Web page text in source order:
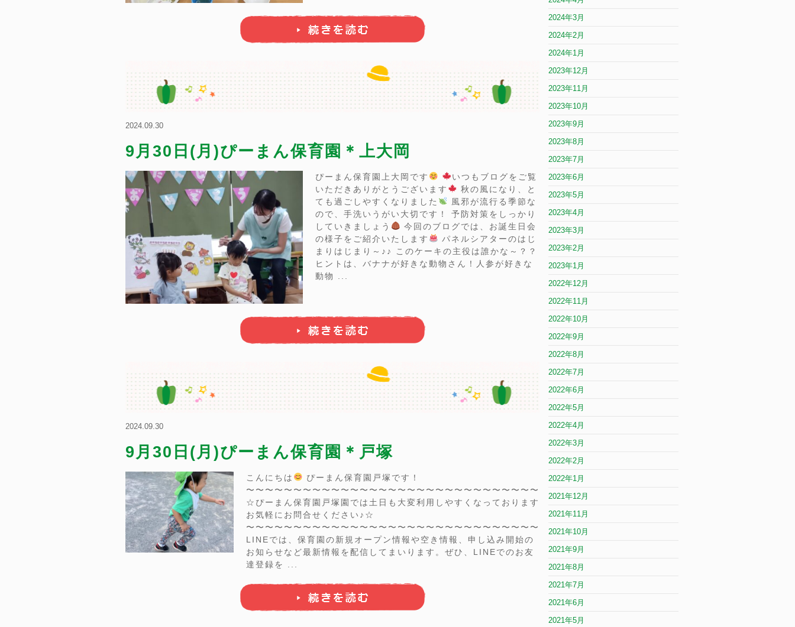
2024.09.30
9月30日(月)ぴーまん保育園＊上大岡
ぴーまん保育園上大岡です
いつもブログをご覧
いただきありがとうございます
秋の風になり、と
ても過ごしやすくなりました
風邪が流行る季節な
ので、手洗いうがい大切です！ 予防対策をしっかり
していきましょう
今回のブログでは、お誕生日会
の様子をご紹介いたします
パネルシアターのはじ
まりはじまり～♪♪ このケーキの主役は誰かな～？？
ヒントは、バナナが好きな動物さん！人参が好きな
動物 ...
2024.09.30
9月30日(月)ぴーまん保育園＊戸塚
こんにちは
ぴーまん保育園戸塚です！
〜〜〜〜〜〜〜〜〜〜〜〜〜〜〜〜〜〜〜〜〜〜〜〜〜〜〜〜〜〜〜
☆ぴーまん保育園戸塚園では土日も大変利用しやすくなっております
お気軽にお問合せください♪☆
〜〜〜〜〜〜〜〜〜〜〜〜〜〜〜〜〜〜〜〜〜〜〜〜〜〜〜〜〜〜〜
LINEでは、保育園の新規オープン情報や空き情報、申し込み開始の
お知らせなど最新情報を配信してまいります。ぜひ、LINEでのお友
達登録を ...
2024年3月
2024年2月
2024年1月
2023年12月
2023年11月
2023年10月
2023年9月
2023年8月
2023年7月
2023年6月
2023年5月
2023年4月
2023年3月
2023年2月
2023年1月
2022年12月
2022年11月
2022年10月
2022年9月
2022年8月
2022年7月
2022年6月
2022年5月
2022年4月
2022年3月
2022年2月
2022年1月
2021年12月
2021年11月
2021年10月
2021年9月
2021年8月
2021年7月
2021年6月
2021年5月